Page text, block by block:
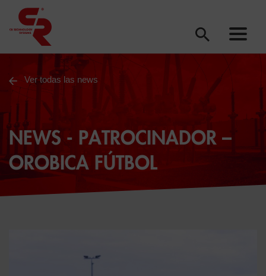
NEWS - PATROCINADOR –
OROBICA FÚTBOL
Ver todas las news